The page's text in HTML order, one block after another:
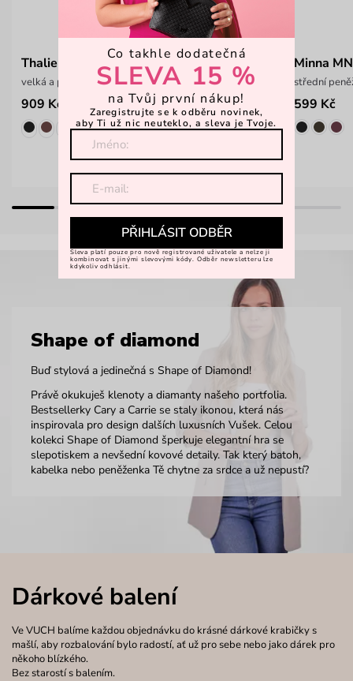
Thalie Beige
velká a prostorná kabelka
909 Kč 1 399 Kč
Minna
střední
599 Kč
Shape of diamond
Buď stylová a jedinečná s Shape of Diamond!
Právě okukuješ klenoty a diamanty našeho portfolia.
Bestsellerky Cary a Carrie se staly ikonou, která nás
inspirovala pro design dalších luxusních Vušek. Celou
kolekci Shape of Diamond šperkuje elegantní hra se
slepotiskem a nevšední kovové detaily. Tak který batoh,
kabelka nebo peněženka Tě chytne za srdce a už nepustí?
Dárkové balení
Ve VUCH balíme každou objednávku do krásné dárkové krabičky s
mašlí, aby rozbalování bylo radostí, ať už pro sebe nebo jako dárek pro
někoho blízkého.
Bez starostí s balením.
Co takhle dodatečná
SLEVA 15 %
na Tvůj první nákup!
Zaregistrujte se k odběru novinek,
aby Ti už nic neuteklo, a sleva je Tvoje.
PŘIHLÁSIT ODBĚR
Sleva platí pouze pro nově registrované uživatele a nelze ji
kombinovat s jinými slevovými kódy. Odběr newsletteru lze
kdykoliv odhlásit.